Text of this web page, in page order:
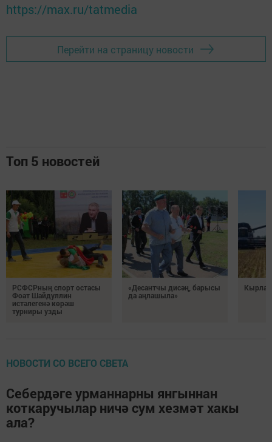
https://max.ru/tatmedia
Перейти на страницу новости
Топ 5 новостей
РСФСРның спорт остасы
Фоат Шайдуллин
истәлегенә көрәш
турниры узды
«Десантчы дисәң, барысы
да аңлашыла»
НОВОСТИ СО ВСЕГО СВЕТА
Себердәге урманнарны янгыннан
коткаручылар ничә сум хезмәт хакы
ала?